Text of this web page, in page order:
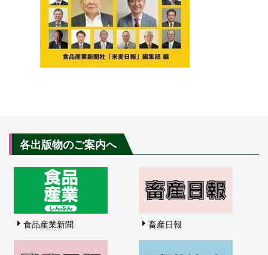
各出版物のご案内へ
食品産業新聞 畜産日報